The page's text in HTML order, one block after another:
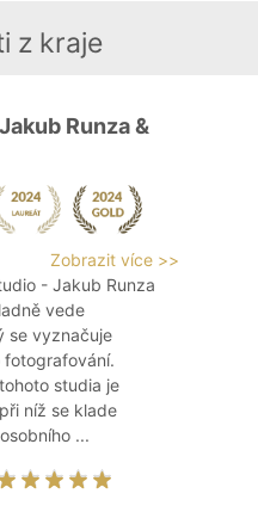
z kraje
Runza &
Zobrazit více >>
- Jakub Runza
vede
se vyznačuje
fotografování.
studia je
níž se klade
...